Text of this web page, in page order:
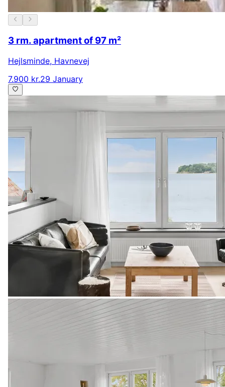
3 rm. apartment of 97 m²
Hejlsminde, Havnevej
7.900 kr.29 January